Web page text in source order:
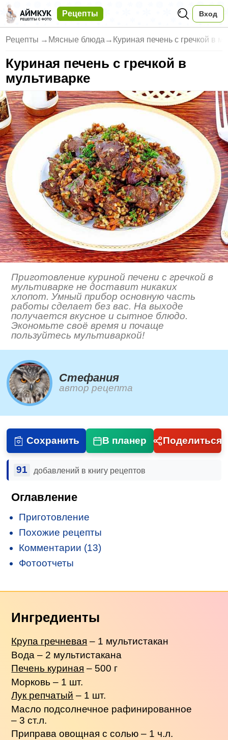
Рецепты Вход
Рецепты → Мясные блюда → Куриная печень с гречкой в
Куриная печень с гречкой в
мультиварке
Приготовление куриной печени с гречкой в
мультиварке не доставит никаких
хлопот. Умный прибор основную часть
работы сделает без вас. На выходе
получается вкусное и сытное блюдо.
Экономьте своё время и почаще
пользуйтесь мультиваркой!
Стефания
автор рецепта
Сохранить В планер Поделиться
91 добавлений в книгу рецептов
Оглавление
Приготовление
Похожие рецепты
Комментарии (13)
Фотоотчеты
Ингредиенты
Крупа гречневая – 1 мультистакан
Вода – 2 мультистакана
Печень куриная – 500 г
Морковь – 1 шт.
Лук репчатый – 1 шт.
Масло подсолнечное рафинированное
– 3 ст.л.
Приправа овощная с солью – 1 ч.л.